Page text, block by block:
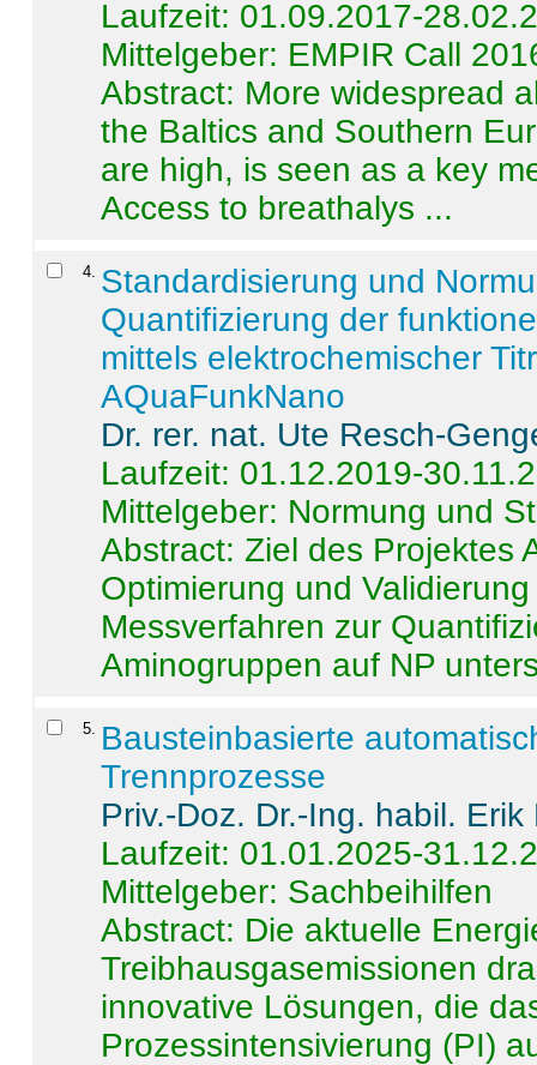
Laufzeit: 01.09.2017-
Mittelgeber: EMPIR Call
Abstract: More widespread
the Baltics and Southern
are high, is seen as a key
Access to breathalys ...
4 Standardisierung und
Quantifizierung der
mittels elektrochemischer
AQuaFunkNano
Dr. rer. nat. Ute Resch-
Laufzeit: 01.12.2019-
Mittelgeber: Normung und
Abstract:Ziel des Projektes
Optimierung und
Messverfahren zur
Aminogruppen auf NP
5
Bausteinbasierte
Trennprozesse
Priv.-Doz. Dr.-Ing. habil. Erik
Laufzeit: 01.01.2025-
Mittelgeber: Sachbeihilfen
Abstract: Die aktuelle
Treibhausgasemissionen
innovative Lösungen, die
Prozessintensivierung (PI)